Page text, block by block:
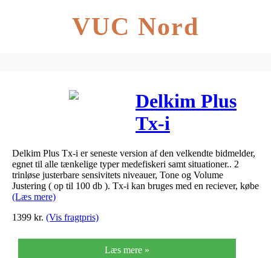
VUC Nord
Delkim Plus
Tx-i
Delkim Plus Tx-i er seneste version af den velkendte bidmelder,
egnet til alle tænkelige typer medefiskeri samt situationer.. 2
trinløse justerbare sensivitets niveauer, Tone og Volume
Justering ( op til 100 db ). Tx-i kan bruges med en reciever, købe
(Læs mere)
1399 kr. (Vis fragtpris)
Læs mere »